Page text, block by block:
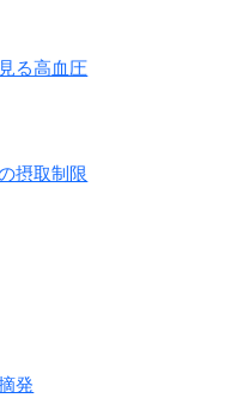
年11月26日
の手に生け捕りにし、
を流通させること
という意味です。
る高血圧
摂取制限
発